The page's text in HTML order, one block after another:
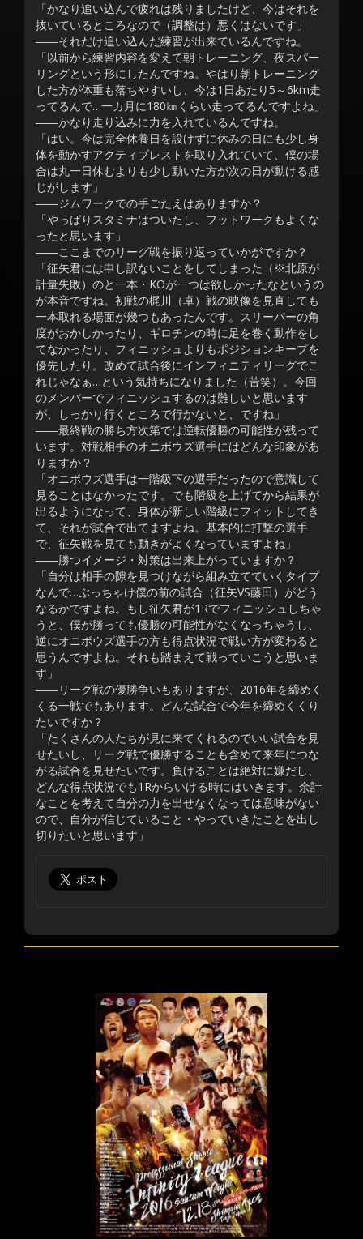
「かなり追い込んで疲れは残りましたけど、今はそれを
抜いているところなので（調整は）悪くはないです」
――それだけ追い込んだ練習が出来ているんですね。
「以前から練習内容を変えて朝トレーニング、夜スパー
リングという形にしたんですね。やはり朝トレーニング
した方が体重も落ちやすいし、今は1日あたり5～6km走
ってるんで…一カ月に180㎞くらい走ってるんですよね」
――かなり走り込みに力を入れているんですね。
「はい。今は完全休養日を設けずに休みの日にも少し身
体を動かすアクティブレストを取り入れていて、僕の場
合は丸一日休むよりも少し動いた方が次の日が動ける感
じがします」
――ジムワークでの手ごたえはありますか？
「やっぱりスタミナはついたし、フットワークもよくな
ったと思います」
――ここまでのリーグ戦を振り返っていかがですか？
「征矢君には申し訳ないことをしてしまった（※北原が
計量失敗）のと一本・KOが一つは欲しかったなというの
が本音ですね。初戦の梶川（卓）戦の映像を見直しても
一本取れる場面が幾つもあったんです。スリーパーの角
度がおかしかったり、ギロチンの時に足を巻く動作をし
てなかったり、フィニッシュよりもポジションキープを
優先したり。改めて試合後にインフィニティリーグでこ
れじゃなぁ…という気持ちになりました（苦笑）。今回
のメンバーでフィニッシュするのは難しいと思います
が、しっかり行くところで行かないと、ですね」
――最終戦の勝ち方次第では逆転優勝の可能性が残って
います。対戦相手のオニボウズ選手にはどんな印象があ
りますか？
「オニボウズ選手は一階級下の選手だったので意識して
見ることはなかったです。でも階級を上げてから結果が
出るようになって、身体が新しい階級にフィットしてき
て、それが試合で出てますよね。基本的に打撃の選手
で、征矢戦を見ても動きがよくなっていますよね」
――勝つイメージ・対策は出来上がっていますか？
「自分は相手の隙を見つけながら組み立てていくタイプ
なんで…ぶっちゃけ僕の前の試合（征矢VS藤田）がどう
なるかですよね。もし征矢君が1Rでフィニッシュしちゃ
うと、僕が勝っても優勝の可能性がなくなっちゃうし、
逆にオニボウズ選手の方も得点状況で戦い方が変わると
思うんですよね。それも踏まえて戦っていこうと思いま
す」
――リーグ戦の優勝争いもありますが、2016年を締めく
くる一戦でもあります。どんな試合で今年を締めくくり
たいですか？
「たくさんの人たちが見に来てくれるのでいい試合を見
せたいし、リーグ戦で優勝することも含めて来年につな
がる試合を見せたいです。負けることは絶対に嫌だし、
どんな得点状況でも1Rからいける時にはいきます。余計
なことを考えて自分の力を出せなくなっては意味がない
ので、自分が信じていること・やっていきたことを出し
切りたいと思います」